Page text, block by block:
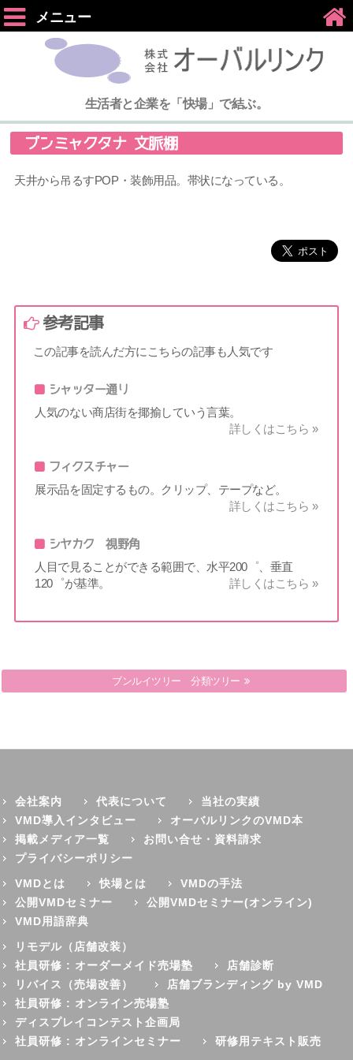
メニュー
生活者と企業を「快場」で結ぶ。
ブンミャクタナ 文脈棚
天井から吊るすPOP・装飾用品。帯状になっている。
参考記事
この記事を読んだ方にこちらの記事も人気です
シャッター通り
人気のない商店街を揶揄していう言葉。
詳しくはこちら »
フィクスチャー
展示品を固定するもの。クリップ、テープなど。
詳しくはこちら »
シヤカク 視野角
人目で見ることができる範囲で、水平200゜、垂直
120゜が基準。
詳しくはこちら »
フクゴウテンポ 複合店舗
ブンルイツリー 分類ツリー
会社案内 代表について
当社の実績
VMD導入インタビュー
オーバルリンクのVMD本
掲載メディア一覧
お問い合せ・資料請求
プライバシーポリシー
VMDとは
快場とは
VMDの手法
公開VMDセミナー
公開VMDセミナー(オンライン)
VMD用語辞典
リモデル（店舗改装）
社員研修 : オーダーメイド売場塾
店舗診断
リバイス（売場改善）
店舗ブランディング by VMD
社員研修 : オンライン売場塾
ディスプレイコンテスト企画局
社員研修 : オンラインセミナー
研修用テキスト販売